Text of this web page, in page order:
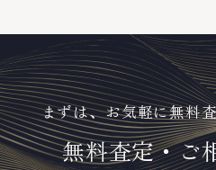
まずは、お気軽に無料
無料査定・ご